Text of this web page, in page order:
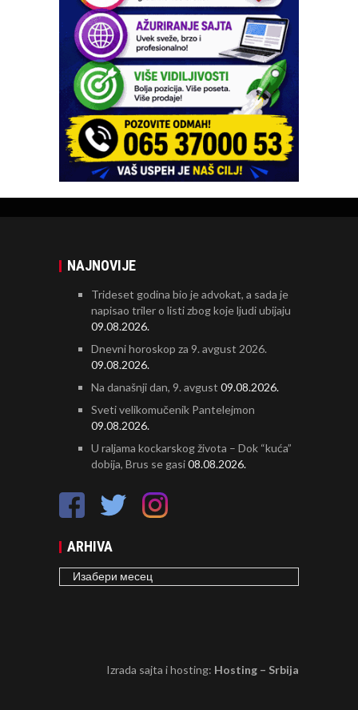
NAJNOVIJE
Trideset godina bio je advokat, a sada je
napisao triler o listi zbog koje ljudi ubijaju
09.08.2026.
Dnevni horoskop za 9. avgust 2026.
09.08.2026.
Na današnji dan, 9. avgust 09.08.2026.
Sveti velikomučenik Pantelejmon
09.08.2026.
U raljama kockarskog života – Dok “kuća”
dobija, Brus se gasi08.08.2026.
ARHIVA
ARHIVA
Izrada sajta i hosting: Hosting – Srbija